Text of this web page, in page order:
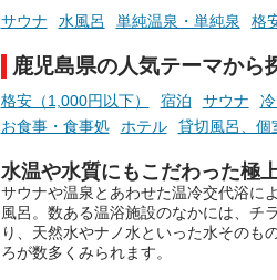
サウナ 水風呂 単純温泉・単純泉 格
鹿児島県の人気テーマから
格安（1,000円以下） 宿泊 サウナ
お食事・食事処
ホテル 貸切風呂、個
水温や水質にもこだわった極
サウナや温泉とあわせた温冷交代浴に
風呂。数ある温浴施設のなかには、チ
り、天然水やナノ水といった水そのも
ろが数多くみられます。